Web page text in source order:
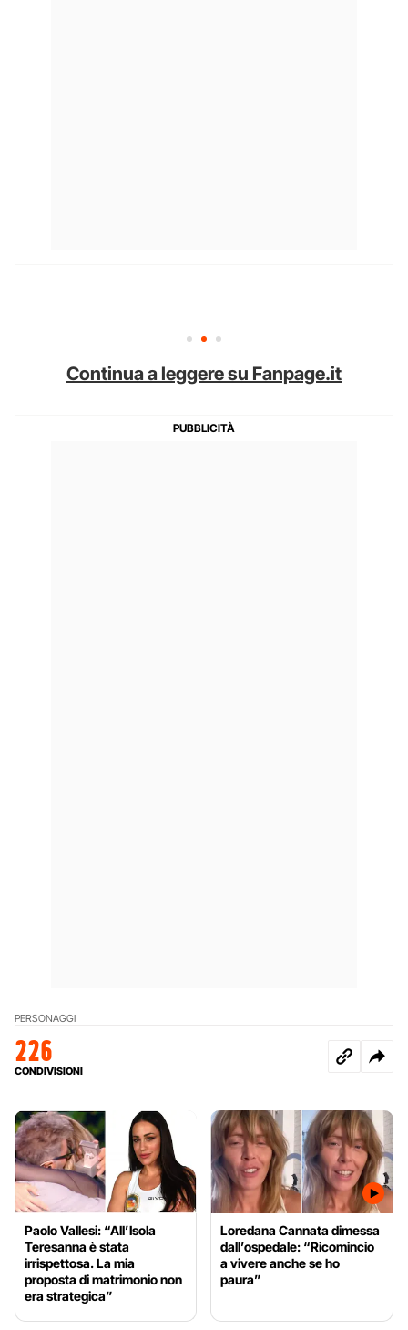
Continua a leggere su Fanpage.it
PERSONAGGI
226
CONDIVISIONI
Paolo Vallesi: “All’Isola
Teresanna è stata
irrispettosa. La mia
proposta di matrimonio non
era strategica”
Loredana Cannata dimessa
dall’ospedale: “Ricomincio
a vivere anche se ho
paura”